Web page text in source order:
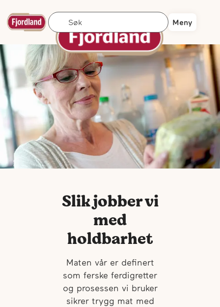
Søk
Meny
Slik jobber vi
med
holdbarhet
Maten vår er definert
som ferske ferdigretter
og prosessen vi bruker
sikrer trygg mat med